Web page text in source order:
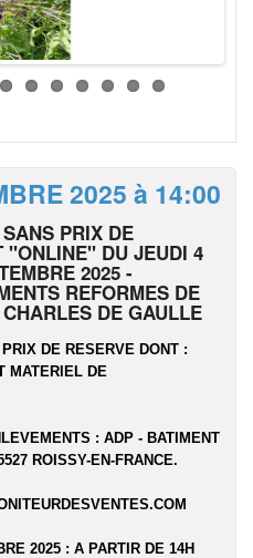
2025 à 14:00
PRIX DE
"ONLINE" DU JEUDI 4
2025 -
REFORMES DE
DE GAULLE
DE RESERVE DONT :
MATERIEL DE
: ADP - BATIMENT
ROISSY-EN-FRANCE.
2025 : A PARTIR DE 14H